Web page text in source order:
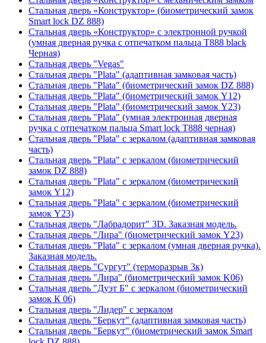
Стальная дверь «Конструктор» (биометрический замок
Smart lock DZ 888)
Стальная дверь «Конструктор» с электронной ручкой
(умная дверная ручка с отпечатком пальца T888 black
Черная)
Стальная дверь "Vegas"
Стальная дверь "Plata" (адаптивная замковая часть)
Стальная дверь "Plata" (биометрический замок DZ 888)
Стальная дверь "Plata" (биометрический замок Y12)
Стальная дверь "Plata" (биометрический замок Y23)
Стальная дверь "Plata" (умная электронная дверная
ручка с отпечатком пальца Smart lock T888 черная)
Стальная дверь "Plata" с зеркалом (адаптивная замковая
часть)
Стальная дверь "Plata" с зеркалом (биометрический
замок DZ 888)
Стальная дверь "Plata" с зеркалом (биометрический
замок Y12)
Стальная дверь "Plata" с зеркалом (биометрический
замок Y23)
Стальная дверь "Лабрадорит" 3D. Заказная модель.
Стальная дверь "Лира" (биометрический замок Y23)
Стальная дверь "Plata" с зеркалом (умная дверная ручка).
Заказная модель.
Стальная дверь "Сургут" (терморазрыв 3к)
Стальная дверь "Лира" (биометрический замок K06)
Стальная дверь "Дуэт Б" с зеркалом (биометрический
замок К 06)
Стальная дверь "Лидер" с зеркалом
Стальная дверь "Беркут" (адаптивная замковая часть)
Стальная дверь "Беркут" (биометрический замок Smart